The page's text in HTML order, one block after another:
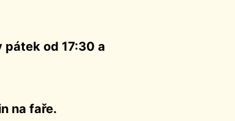
pátek od 17:30 a
na faře.